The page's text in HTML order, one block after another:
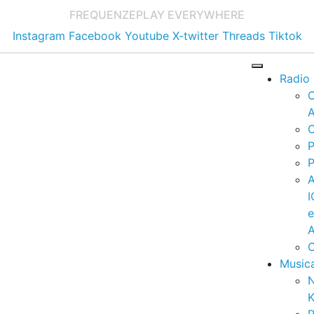
FREQUENZEPLAY EVERYWHERE
Instagram Facebook Youtube X-twitter Threads Tiktok
Radio
e